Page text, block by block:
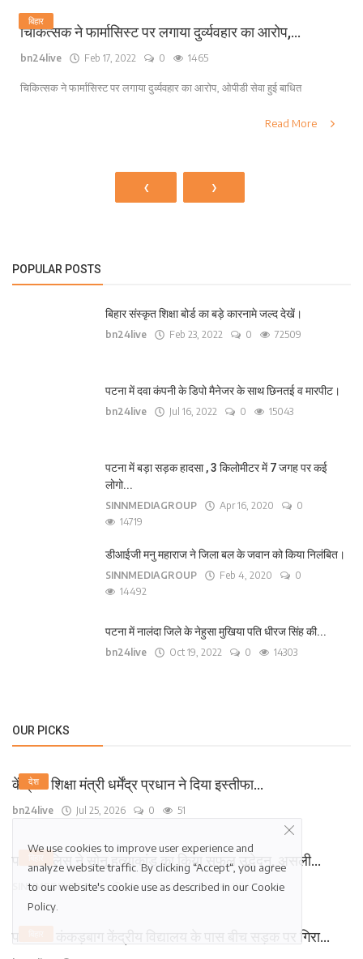
बिहार
चिकित्सक ने फार्मासिस्ट पर लगाया दुर्व्यवहार का आरोप,...
bn24live Feb 17, 2022 0 1465
चिकित्सक ने फार्मासिस्ट पर लगाया दुर्व्यवहार का आरोप, ओपीडी सेवा हुई बाधित
Read More
‹ ›
POPULAR POSTS
बिहार संस्कृत शिक्षा बोर्ड का बड़े कारनामे जल्द देखें।
bn24live Feb 23, 2022 0 72509
पटना में दवा कंपनी के डिपो मैनेजर के साथ छिनतई व मारपीट।
bn24live Jul 16, 2022 0 15043
पटना में बड़ा सड़क हादसा , 3 किलोमीटर में 7 जगह पर कई
लोगो...
SINNMEDIAGROUP Apr 16, 2020
0
14719
डीआईजी मनु महाराज ने जिला बल के जवान को किया निलंबित।
SINNMEDIAGROUP Feb 4, 2020
0
14492
पटना में नालंदा जिले के नेहुसा मुखिया पति धीरज सिंह की...
bn24live Oct 19, 2022 0 14303
OUR PICKS
देश
केंद्रीय शिक्षा मंत्री धर्मेंद्र प्रधान ने दिया इस्तीफा...
bn24live Jul 25, 2026 0 51
पटना पुलिस ने सोनू हत्याकांड का किया सफल उद्भेदन, असली...
SINNMEDIAGROUP Jan 29, 2026 0 1184
पटना के कंकड़बाग केंद्रीय विद्यालय के पास बीच सड़क पर गिरा...
We use cookies to improve user experience and
analyze website traffic. By clicking “Accept“, you agree
to our website's cookie use as described in our Cookie
Policy